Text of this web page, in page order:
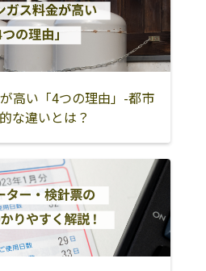
深見東1-
東ｴｱ･ｳｫｰﾀ
046-200-3100
下鶴間
中央林間
26
046-271-1550
宮町
高座郡寒川町
大和市
綾瀬市
清川村
上郡大井町
足柄上郡松田町
郡開成町
小田原市
郡真鶴町
足柄下郡湯河原
町
高い「4つの理由」-都市
な違いとは？